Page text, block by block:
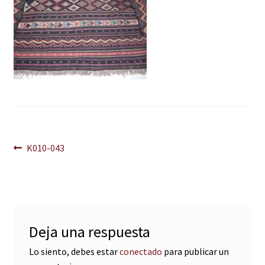
Navegación
Anterior:
K010-043
Deja una respuesta
Lo siento, debes estarconectado para publicar un